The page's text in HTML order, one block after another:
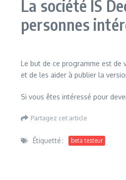
La société IS
personnes
Le but de ce programme est de
et de les aider à publier la
Si vous êtes intéressé pour
Partagez cet article
Étiquetté : beta testeur